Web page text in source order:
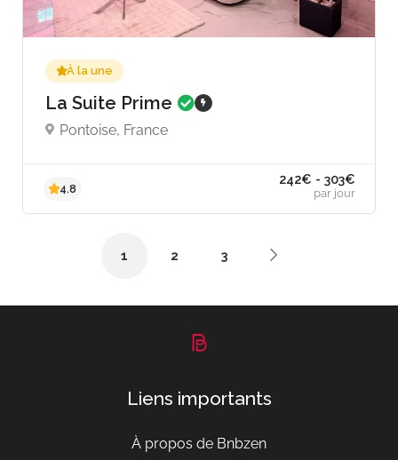
5.0
À la une
La Suite Prime
Pontoise, France
1 2 3
Liens importants
À propos de Bnbzen